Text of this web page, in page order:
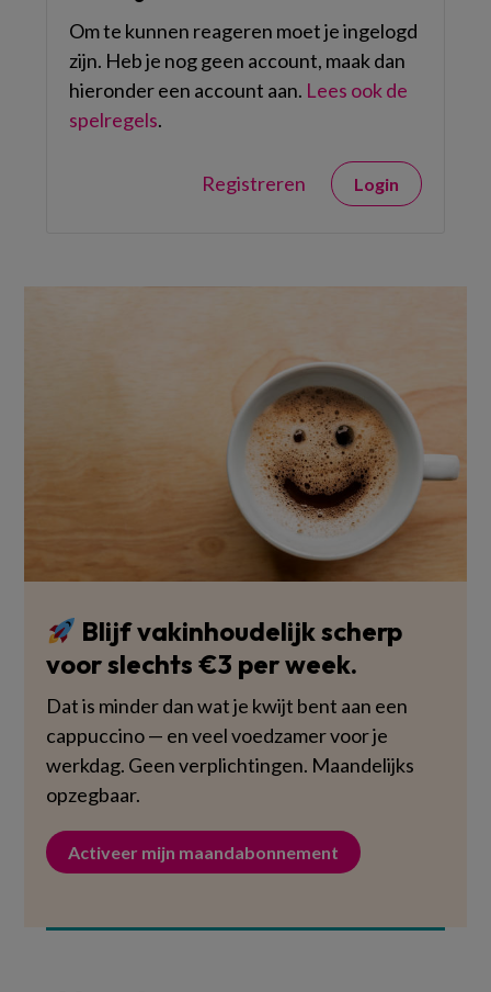
Om te kunnen reageren moet je ingelogd
zijn. Heb je nog geen account, maak dan
hieronder een account aan. Lees ook de
spelregels.
Registreren Login
Blijf vakinhoudelijk scherp
voor slechts €3 per week.
Dat is minder dan wat je kwijt bent aan een
cappuccino — en veel voedzamer voor je
werkdag. Geen verplichtingen. Maandelijks
opzegbaar.
Activeer mijn maandabonnement